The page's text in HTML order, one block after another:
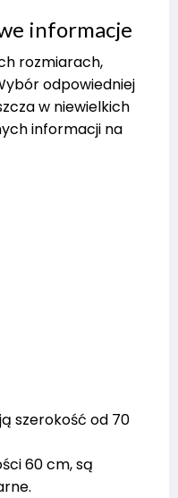
informacje
rozmiarach,
odpowiedniej
w niewielkich
informacji na
szerokość od 70
60 cm, są